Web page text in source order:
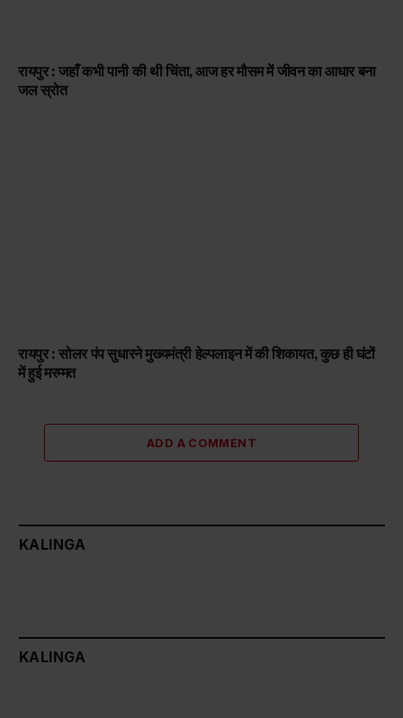
रायपुर : जहाँ कभी पानी की थी चिंता, आज हर मौसम में जीवन का आधार बना
जल स्रोत
रायपुर : सोलर पंप सुधारने मुख्यमंत्री हेल्पलाइन में की शिकायत, कुछ ही घंटों
में हुई मरम्मत
ADD A COMMENT
KALINGA
KALINGA